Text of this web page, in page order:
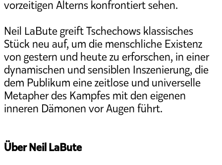
vorzeitigen Alterns konfrontiert sehen.
Neil LaBute greift Tschechows klassisches
Stück neu auf, um die menschliche Existenz
von gestern und heute zu erforschen, in einer
dynamischen und sensiblen Inszenierung, die
dem Publikum eine zeitlose und universelle
Metapher des Kampfes mit den eigenen
inneren Dämonen vor Augen führt.
Über Neil LaBute